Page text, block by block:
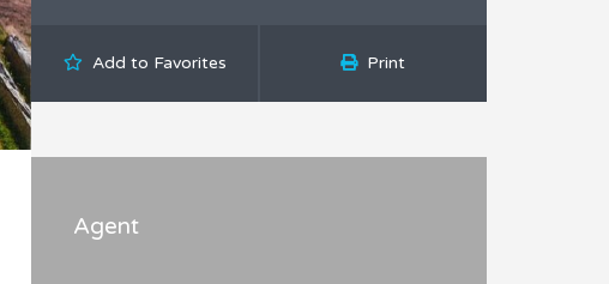
Add to Favorites Print
Agent